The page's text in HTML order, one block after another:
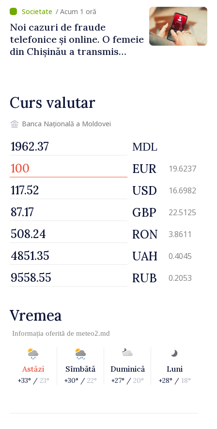
Moldova”
/ Acum 1 oră
Noi cazuri de fraude
telefonice și online. O femeie
din Chișinău a transmis
Curs valutar
Banca Națională a Moldovei
MDL
EUR 19.6237
USD 16.6982
GBP 22.5125
RON 3.8611
UAH 0.4045
RUB 0.2053
Vremea
Informația oferită de meteo2.md
Astăzi
+33° / 23°
Sîmbătă
+30° / 22°
Duminică
+27° / 20°
Luni
+28° / 18°